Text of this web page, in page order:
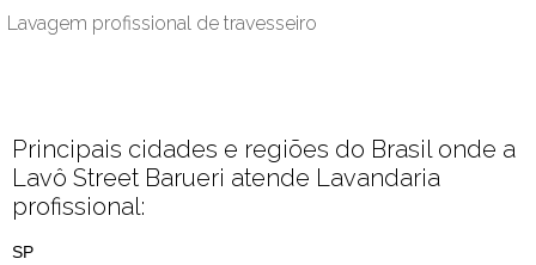
Lavagem profissional de travesseiro
Principais cidades e regiões do Brasil onde a
Lavô Street Barueri atende Lavandaria
profissional:
SP